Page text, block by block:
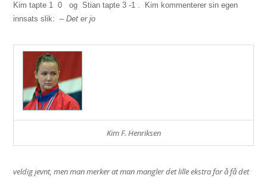
Kim tapte 1  0 og Stian tapte 3 -1 .
Kim kommenterer sin egen
innsats slik: – Det er jo
Kim F. Henriksen
veldig jevnt, men man merker at man mangler det lille ekstra for å få det